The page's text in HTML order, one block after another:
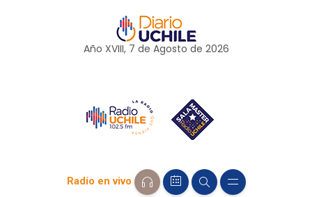
Año XVIII, 7 de Agosto de 2026
Radio en vivo